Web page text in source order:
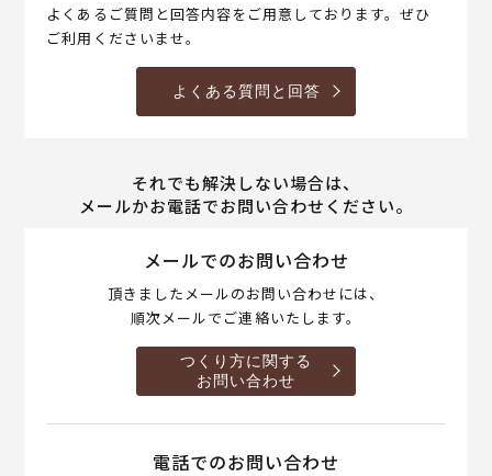
よくあるご質問と回答内容をご用意しております。ぜひ
ご利用くださいませ。
よくある質問と回答
それでも解決しない場合は、
メールかお電話でお問い合わせください。
メールでのお問い合わせ
頂きましたメールのお問い合わせには、
順次メールでご連絡いたします。
つくり方に関する
お問い合わせ
電話でのお問い合わせ